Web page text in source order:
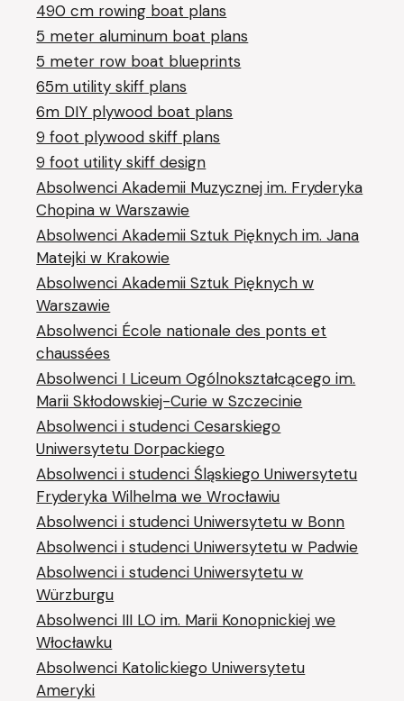
490 cm rowing boat plans
5 meter aluminum boat plans
5 meter row boat blueprints
65m utility skiff plans
6m DIY plywood boat plans
9 foot plywood skiff plans
9 foot utility skiff design
Absolwenci Akademii Muzycznej im. Fryderyka
Chopina w Warszawie
Absolwenci Akademii Sztuk Pięknych im. Jana
Matejki w Krakowie
Absolwenci Akademii Sztuk Pięknych w
Warszawie
Absolwenci École nationale des ponts et
chaussées
Absolwenci I Liceum Ogólnokształcącego im.
Marii Skłodowskiej-Curie w Szczecinie
Absolwenci i studenci Cesarskiego
Uniwersytetu Dorpackiego
Absolwenci i studenci Śląskiego Uniwersytetu
Fryderyka Wilhelma we Wrocławiu
Absolwenci i studenci Uniwersytetu w Bonn
Absolwenci i studenci Uniwersytetu w Padwie
Absolwenci i studenci Uniwersytetu w
Würzburgu
Absolwenci III LO im. Marii Konopnickiej we
Włocławku
Absolwenci Katolickiego Uniwersytetu
Ameryki